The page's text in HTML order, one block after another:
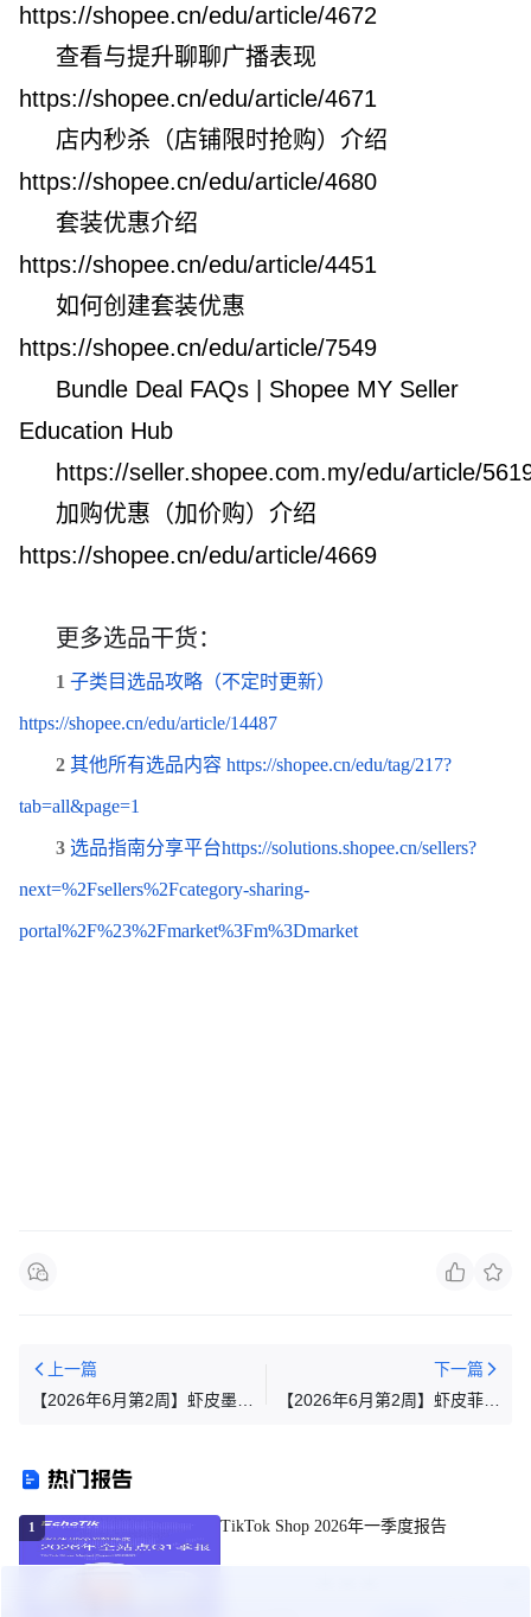
https://shopee.cn/edu/article/4672
查看与提升聊聊广播表现
https://shopee.cn/edu/article/4671
店内秒杀（店铺限时抢购）介绍
https://shopee.cn/edu/article/4680
套装优惠介绍
https://shopee.cn/edu/article/4451
如何创建套装优惠
https://shopee.cn/edu/article/7549
Bundle Deal FAQs | Shopee MY Seller
Education Hub
https://seller.shopee.com.my/edu/article/
加购优惠（加价购）介绍
https://shopee.cn/edu/article/4669
更多选品干货：
1 子类 目选品攻略（不定时更新）
https://shopee.cn/edu/article/14487
2 其他所有选品内容 https://shopee.cn/edu/tag/217?
tab=all&page=1
3 选品指南分享平台https://solutions.shopee.cn/sellers?
next=%2Fsellers%2Fcategory-sharing-
portal%2F%23%2Fmarket%3Fm%3Dmarket
上一篇
【2026年6月第2周】虾皮墨西
下一篇
【2026年6月第2周】虾皮菲律
热门报告
1 TikTok Shop 2026年一季度报告